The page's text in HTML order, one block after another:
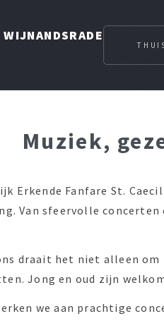
Muziek,
Erkende Fanfare St.
Van sfeervolle
draait het niet alleen om
Jong en oud zijn
we aan prachtige